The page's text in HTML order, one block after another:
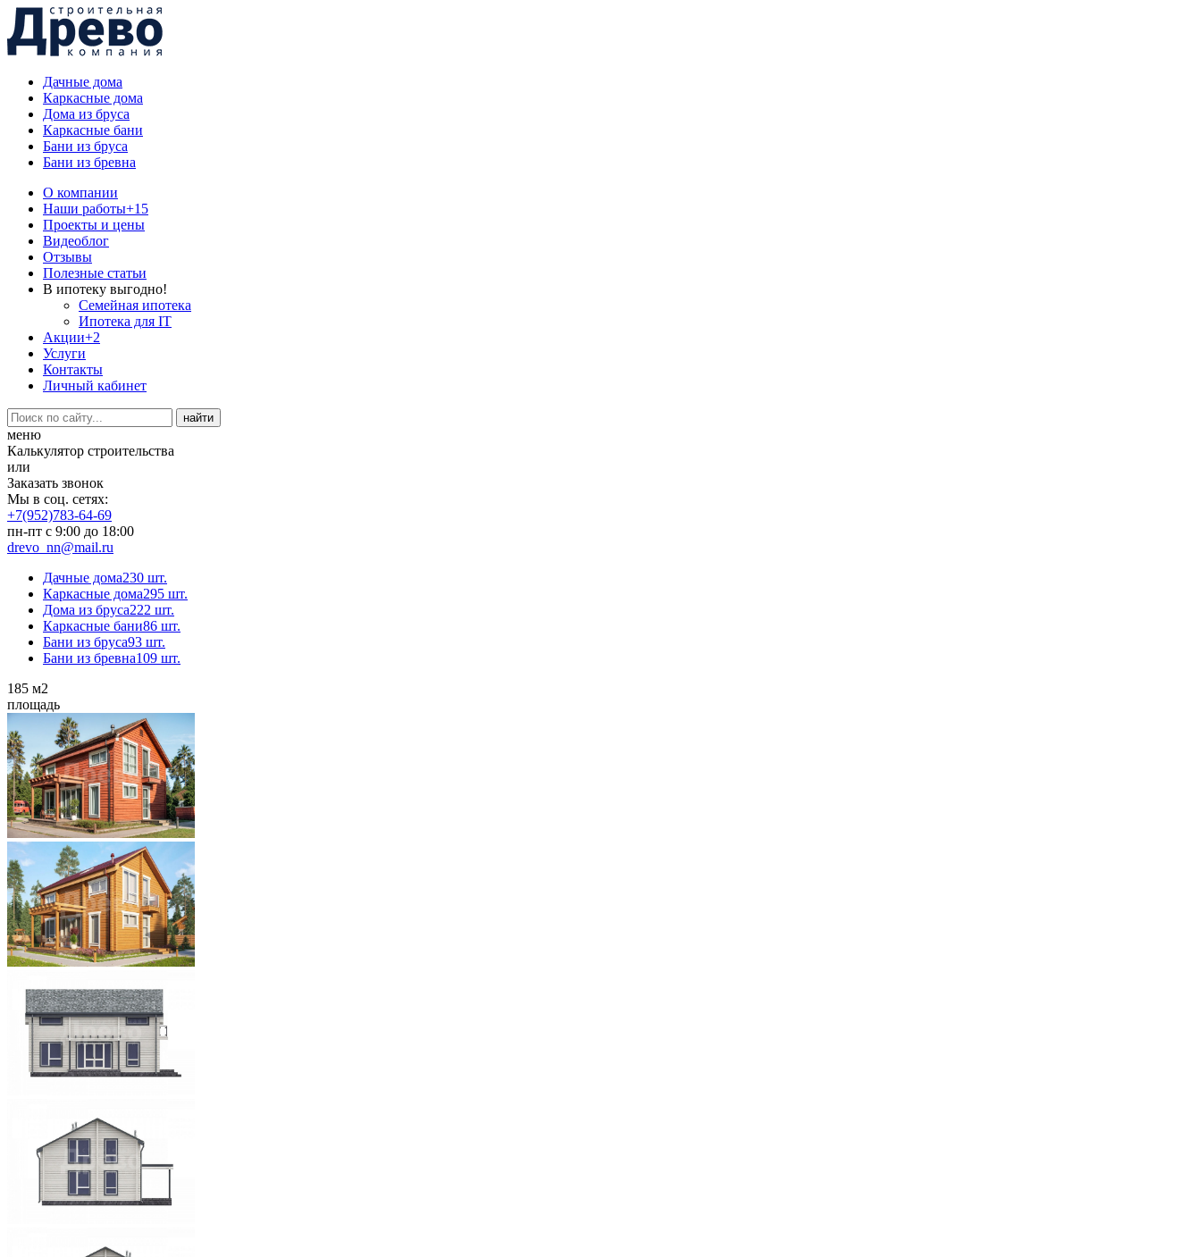
Дачные дома
Каркасные дома
Дома из бруса
Каркасные бани
Бани из бруса
Бани из бревна
О компании
Наши работы+15
Проекты и цены
Видеоблог
Отзывы
Полезные статьи
В ипотеку выгодно!
Семейная ипотека
Ипотека для IT
Акции+2
Услуги
Контакты
Личный кабинет
меню
Калькулятор строительства
или
Заказать звонок
Мы в соц. сетях:
+7(952)783-64-69
пн-пт с 9:00 до 18:00
drevo_nn@mail.ru
Дачные дома230 шт.
Каркасные дома295 шт.
Дома из бруса222 шт.
Каркасные бани86 шт.
Бани из бруса93 шт.
Бани из бревна109 шт.
185 м2
площадь